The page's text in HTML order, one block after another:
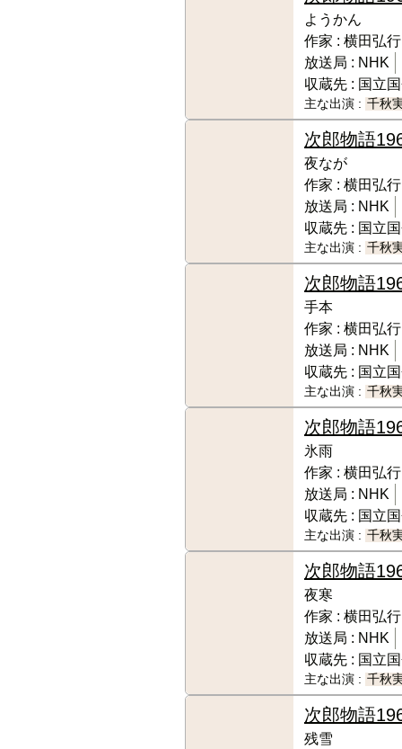
ようかん
作家 : 横田弘行
放送局 : NHK
収蔵先 : 国立
主な出演 : 千秋
次郎物語
夜なが
作家 : 横田弘行
放送局 : NHK
収蔵先 : 国立
主な出演 : 千秋
次郎物語
手本
作家 : 横田弘行
放送局 : NHK
収蔵先 : 国立
主な出演 : 千秋
次郎物語
氷雨
作家 : 横田弘行
放送局 : NHK
収蔵先 : 国立
主な出演 : 千秋
次郎物語
夜寒
作家 : 横田弘行
放送局 : NHK
収蔵先 : 国立
主な出演 : 千秋
次郎物語
残雪